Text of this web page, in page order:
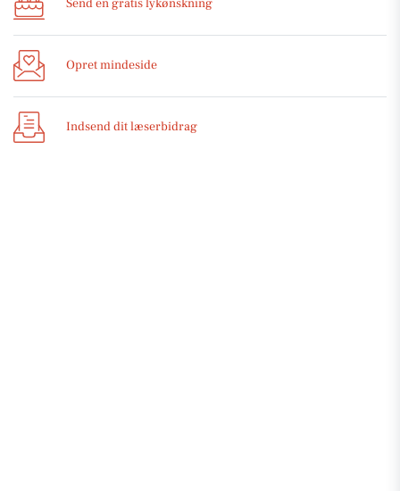
Send en gratis lykønskning
Opret mindeside
Indsend dit læserbidrag